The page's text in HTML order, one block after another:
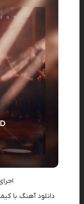
دانلود آهنگ با